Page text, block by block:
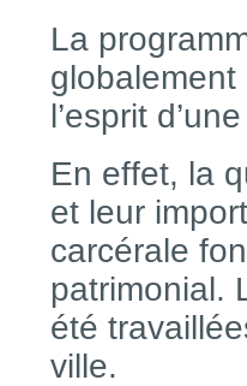
La
globalement
l’esprit
En effet, la
et leur
carcérale
patrimonial.
été
ville.